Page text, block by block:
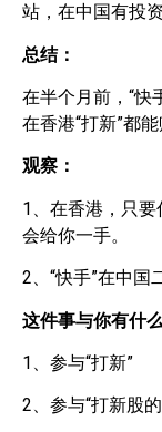
站，在中国有投
总结：
在半个月前，“快
在香港“打新”都能
观察：
1、在香港，只要
会给你一手。
2、“快手”在中国
这件事与你有什
1、参与“打新”
2、参与“打新股